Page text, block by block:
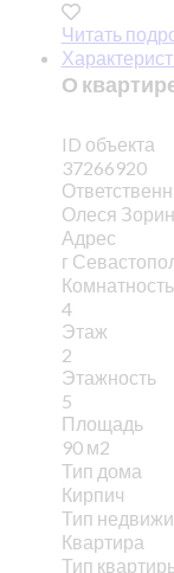
Читать
О
ID объекта
37266920
Олеся
Адрес
г
Комнатность
4
Этаж
2
Этажность
5
Площадь
90 м2
Тип дома
Кирпич
Тип
Квартира
Тип